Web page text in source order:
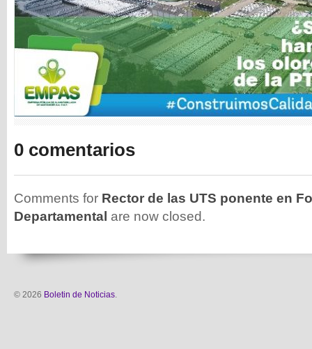
0 comentarios
Comments for Rector de las UTS ponente en
Departamental are now closed.
© 2026 Boletin de Noticias.